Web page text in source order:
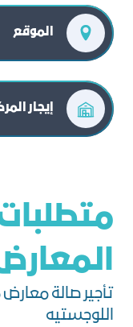
الموقع
إيجار
تأجير صالة
اللوجستيه